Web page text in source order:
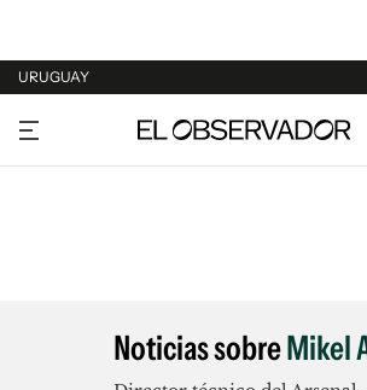
URUGUAY
URUGUAY
ARGENTINA
Noticias sobreMikel